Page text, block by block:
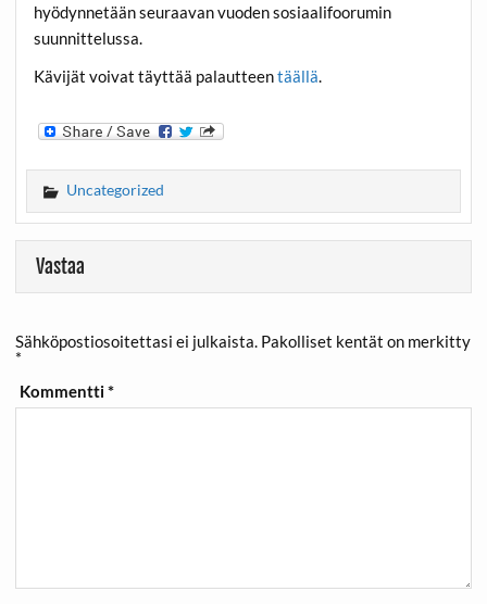
hyödynnetään seuraavan vuoden sosiaalifoorumin
suunnittelussa.
Kävijät voivat täyttää palautteentäällä.
Uncategorized
Vastaa
Sähköpostiosoitettasi ei julkaista. Pakolliset kentät on merkitty
*
Kommentti*